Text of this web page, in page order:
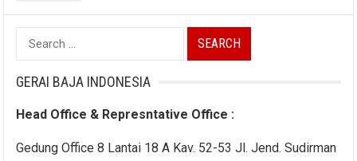
Search
for:
GERAI BAJA INDONESIA
Head Office & Represntative Office :
Gedung Office 8 Lantai 18 A Kav. 52-53 Jl. Jend. Sudirman